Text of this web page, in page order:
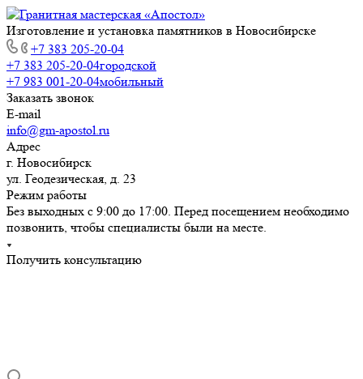
Изготовление и установка памятников в Новосибирске
+7 383 205-20-04
+7 383 205-20-04городской
+7 983 001-20-04мобильный
Заказать звонок
E-mail
info@gm-apostol.ru
Адрес
г. Новосибирск
ул. Геодезическая, д. 23
Режим работы
Без выходных с 9:00 до 17:00. Перед посещением необходимо
позвонить, чтобы специалисты были на месте.
Получить консультацию